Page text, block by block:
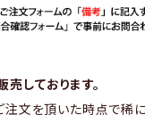
しております。
注文を頂いた時点で稀